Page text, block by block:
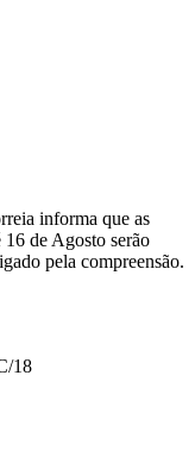
informa que as
16 de Agosto serão
pela compreensão.
18